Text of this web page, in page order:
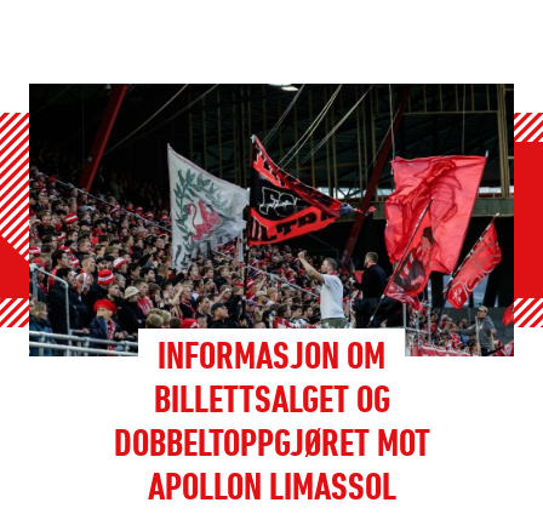
INFORMASJON OM
BILLETTSALGET OG
DOBBELTOPPGJØRET MOT
APOLLON LIMASSOL